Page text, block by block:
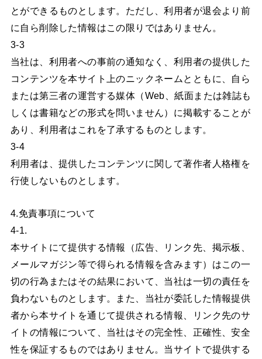
とができるものとします。ただし、利用者が退会より前
に自ら削除した情報はこの限りではありません。
3-3
当社は、利用者への事前の通知なく、利用者の提供した
コンテンツを本サイト上のニックネームとともに、自ら
または第三者の運営する媒体（Web、紙面または雑誌も
しくは書籍などの形式を問いません）に掲載することが
あり、利用者はこれを了承するものとします。
3-4
利用者は、提供したコンテンツに関して著作者人格権を
行使しないものとします。
4.免責事項について
4-1.
本サイトにて提供する情報（広告、リンク先、掲示板、
メールマガジン等で得られる情報を含みます）はこの一
切の行為またはその結果において、当社は一切の責任を
負わないものとします。また、当社が委託した情報提供
者から本サイトを通じて提供される情報、リンク先のサ
イトの情報について、当社はその完全性、正確性、安全
性を保証するものではありません。当サイトで提供する